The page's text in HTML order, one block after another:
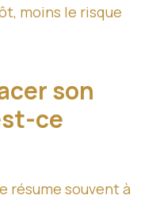
moins le risque
son
ce
résume souvent à